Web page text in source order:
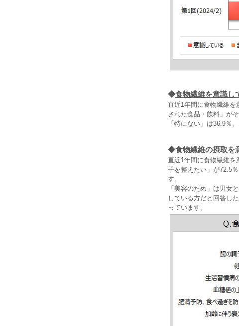
◆食物繊維を意識し
直近1年間に食物繊維を
された食品・飲料」が
「特にない」は36.9％
◆食物繊維の摂取を
直近1年間に食物繊維を
子を整えたい」が72.5
す。
「美容のため」は男女
している方だと回答し
っています。